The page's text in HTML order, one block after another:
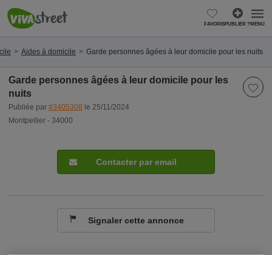
FAVORISPUBLIER ?MENU
Aides à domicile Garde personnes âgées à leur domicile pour les nuits
Garde personnes âgées à leur domicile pour les
nuits
Publiée par #3405308 le 25/11/2024
Montpellier - 34000
Contacter par email
Signaler cette annonce